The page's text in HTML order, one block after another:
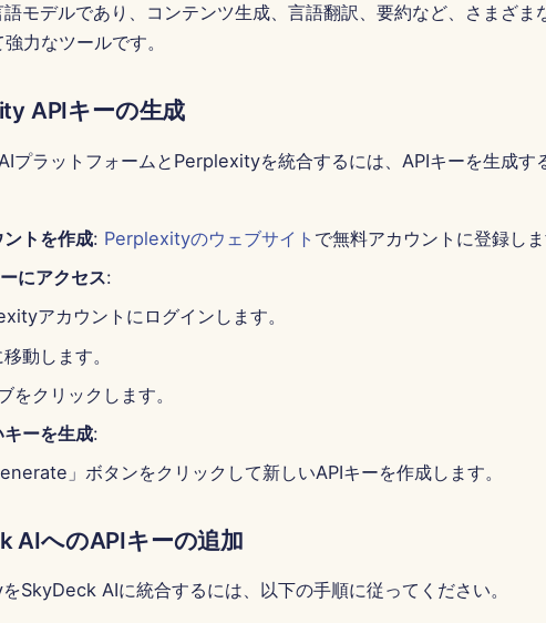
モデルであり、コンテンツ生成、言語翻訳、要約など、さまざま
力なツールです。
APIキーの生成
プラットフォームとPerplexityを統合するには、APIキーを生成す
ントを作成: Perplexityのウェブサイト で無料アカウントに登録しま
にアクセス:
アカウントにログインします。
動します。
をクリックします。
キーを生成:
」ボタンをクリックして新しいAPIキーを作成します。
AIへのAPIキーの追加
SkyDeck AIに統合するには、以下の手順に従ってください。